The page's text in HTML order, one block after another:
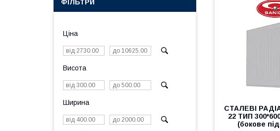
СТАЛЕВІ
22 ТИП
(бокове
ФІЛЬТРИ
Ціна
Висота
Ширина